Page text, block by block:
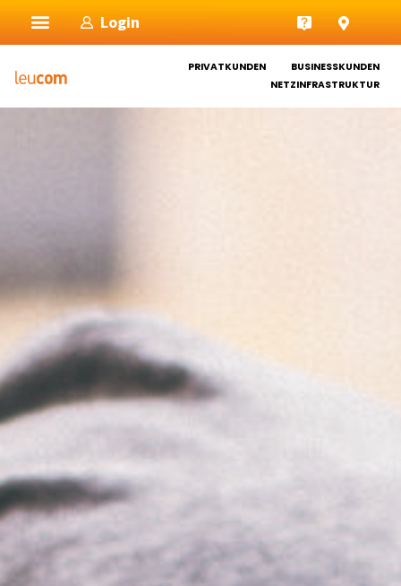
Inhalt
springen
Login
PRIVATKUNDEN
BUSINESSKUNDEN
NETZINFRASTRUKTUR